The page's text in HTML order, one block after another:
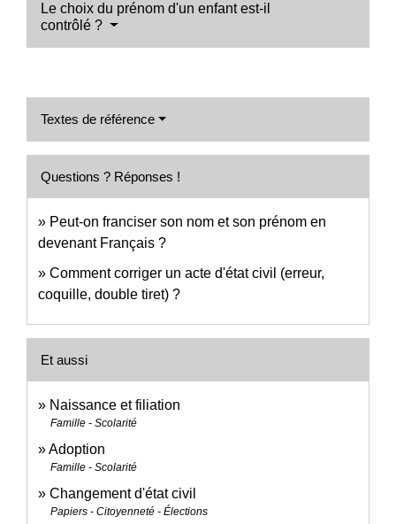
Le choix du prénom d'un enfant est-il
contrôlé ?
Textes de référence
Questions ? Réponses !
Peut-on franciser son nom et son prénom en
devenant Français ?
Comment corriger un acte d'état civil (erreur,
coquille, double tiret) ?
Et aussi
Naissance et filiation
Famille - Scolarité
Adoption
Famille - Scolarité
Changement d'état civil
Papiers - Citoyenneté - Élections